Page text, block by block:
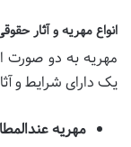
انواع مهریه و آثار
مهریه به دو صورت
یک دارای شرایط و
مهریه